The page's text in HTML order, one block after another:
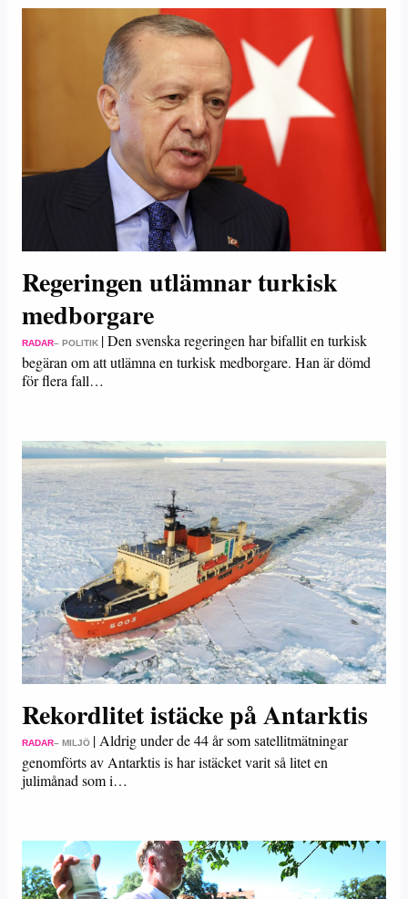
Regeringen utlämnar turkisk
medborgare
RADAR– POLITIK |Den svenska regeringen har bifallit en turkisk
begäran om att utlämna en turkisk medborgare. Han är dömd
för flera fall…
Rekordlitet istäcke på Antarktis
RADAR– MILJÖ | Aldrig under de 44 år som satellitmätningar
genomförts av Antarktis is har istäcket varit så litet en
julimånad som i…